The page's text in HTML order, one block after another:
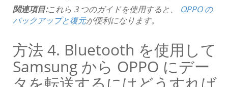
関連項目:これら 3 つのガイドを使用すると、 OPPO の
バックアップと復元が便利になります。
方法 4. Bluetooth を使用して
Samsung から OPPO にデー